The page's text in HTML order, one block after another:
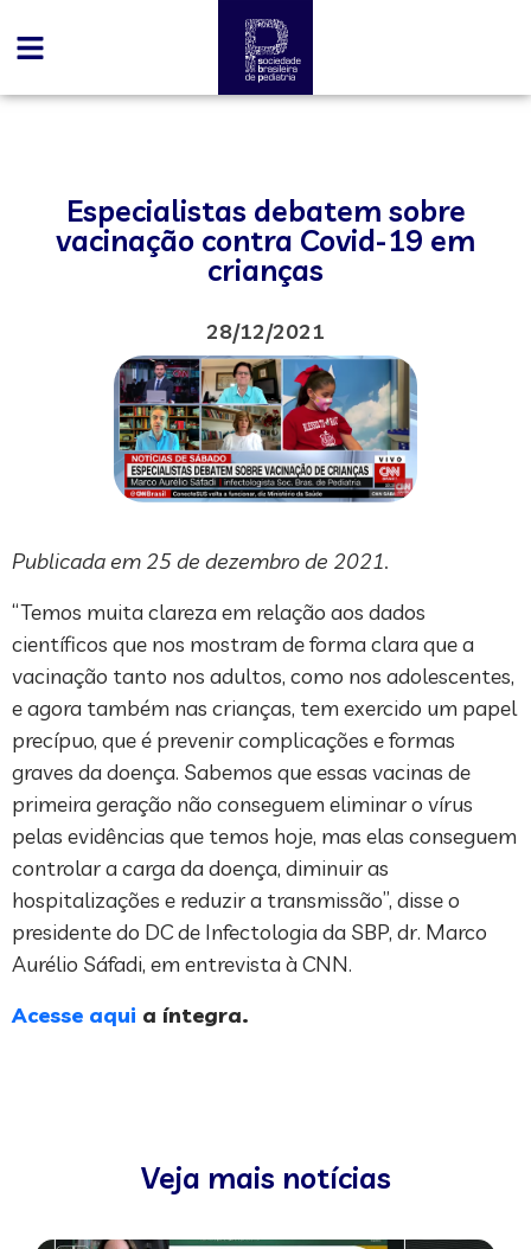
Especialistas debatem sobre
vacinação contra Covid-19 em
crianças
28/12/2021
Publicada em 25 de dezembro de 2021.
“Temos muita clareza em relação aos dados
científicos que nos mostram de forma clara que a
vacinação tanto nos adultos, como nos adolescentes,
e agora também nas crianças, tem exercido um papel
precípuo, que é prevenir complicações e formas
graves da doença. Sabemos que essas vacinas de
primeira geração não conseguem eliminar o vírus
pelas evidências que temos hoje, mas elas conseguem
controlar a carga da doença, diminuir as
hospitalizações e reduzir a transmissão”, disse o
presidente do DC de Infectologia da SBP, dr. Marco
Aurélio Sáfadi, em entrevista à CNN.
Acesse aqui a íntegra.
Veja mais notícias